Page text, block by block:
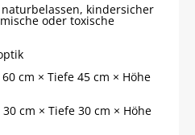
kindersicher
oder toxische
cm × Tiefe 45 cm × Höhe
cm × Tiefe 30 cm × Höhe